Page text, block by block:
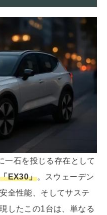
一石を投じる存在として
「EX30」。スウェーデン
全性能、そしてサステ
したこの1台は、単なる